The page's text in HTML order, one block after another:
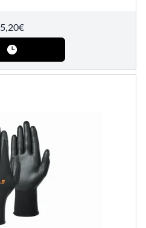
5,20€